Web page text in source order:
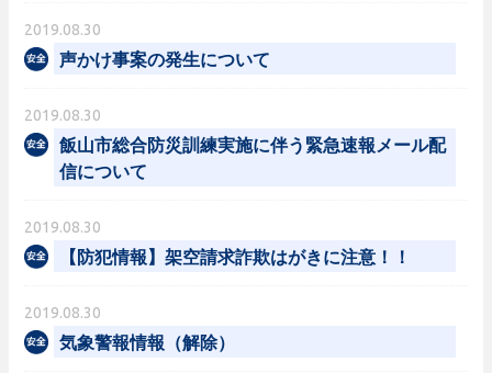
2019.08.30
声かけ事案の発生について
2019.08.30
飯山市総合防災訓練実施に伴う緊急速報メール配
信について
2019.08.30
【防犯情報】架空請求詐欺はがきに注意！！
2019.08.30
気象警報情報（解除）